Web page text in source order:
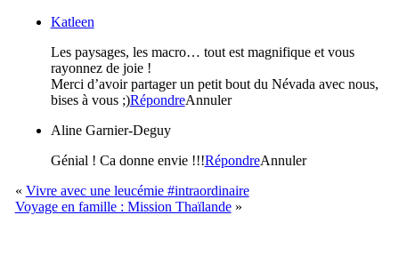
Katleen
Les paysages, les macro… tout est magnifique et vous
rayonnez de joie !
Merci d’avoir partager un petit bout du Névada avec nous,
bises à vous ;)RépondreAnnuler
Aline Garnier-Deguy
Génial ! Ca donne envie !!!RépondreAnnuler
« Vivre avec une leucémie #intraordinaire
Voyage en famille : Mission Thaïlande »